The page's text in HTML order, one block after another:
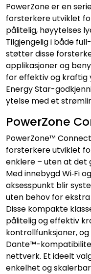
PowerZone er en
forsterkere utviklet
pålitelig, høyytelses
Tilgjengelig i både
støtter disse
applikasjoner og
for effektiv og kraftig
Energy Star-
ytelse med et
PowerZone
PowerZone™
forsterkere utviklet
enklere – uten at det
Med innebygd Wi‑Fi
aksesspunkt blir
uten behov for
Disse kompakte
pålitelig og effektiv
kontrollfunksjoner,
Dante™-
nettverk. Et ideelt
enkelhet og